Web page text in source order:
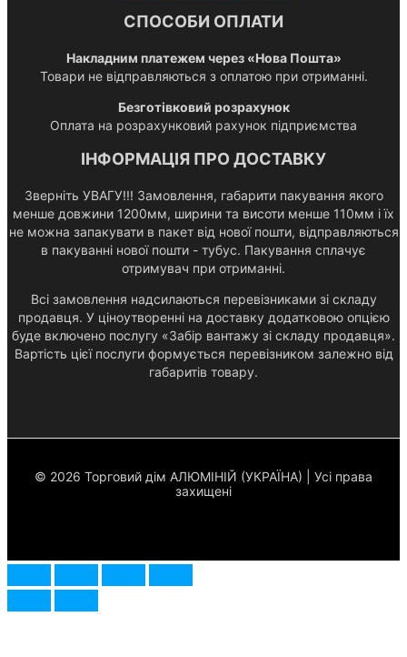
СПОСОБИ ОПЛАТИ
Накладним платежем через «Нова Пошта»
Товари не відправляються з оплатою при отриманні.
Безготівковий розрахунок
Оплата на розрахунковий рахунок підприємства
ІНФОРМАЦІЯ ПРО ДОСТАВКУ
Зверніть УВАГУ!!! Замовлення, габарити пакування якого
менше довжини 1200мм, ширини та висоти менше 110мм і їх
не можна запакувати в пакет від нової пошти, відправляються
в пакуванні нової пошти - тубус. Пакування сплачує
отримувач при отриманні.
Всі замовлення надсилаються перевізниками зі складу
продавця. У ціноутворенні на доставку додатковою опцією
буде включено послугу «Забір вантажу зі складу продавця».
Вартість цієї послуги формується перевізником залежно від
габаритів товару.
© 2026 Торговий дім АЛЮМІНІЙ (УКРАЇНА) | Усі права
захищені